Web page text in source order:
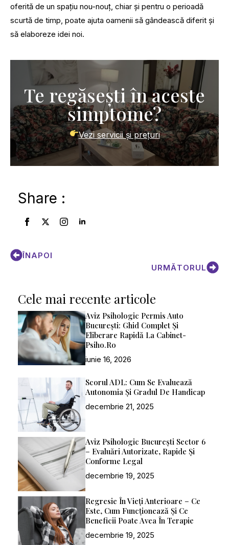
oferită de un spațiu nou-nouț, chiar și pentru o perioadă
scurtă de timp, poate ajuta oamenii să gândească diferit și
să elaboreze idei noi.
Te regăsești în aceste
simptome?
Vezi servicii și prețuri
Share :
ÎNAPOI
URMĂTORUL
Cele mai recente articole
Aviz Psihologic Permis Auto
București: Ghid Complet Și
Eliberare Rapidă La Cabinet-
Psiho.ro
iunie 16, 2026
Scorul ADL: Cum Se Evaluează
Autonomia Și Gradul De Handicap
decembrie 21, 2025
Aviz Psihologic București Sector 6
– Evaluări Autorizate, Rapide Și
Conforme Legal
decembrie 19, 2025
Regresie În Vieți Anterioare – Ce
Este, Cum Funcționează Și Ce
Beneficii Poate Avea În Terapie
decembrie 19, 2025